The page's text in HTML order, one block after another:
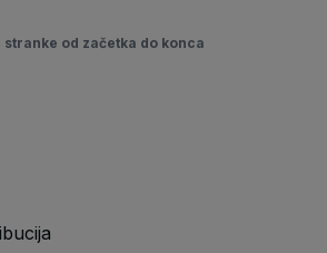
stranke od začetka do konca